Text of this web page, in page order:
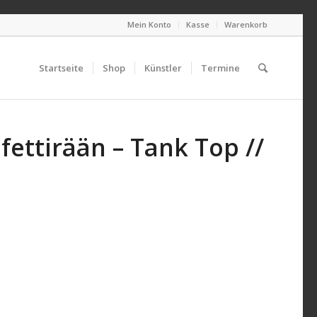
Mein Konto Kasse Warenkorb
Startseite Shop Künstler Termine
– Tank Top //